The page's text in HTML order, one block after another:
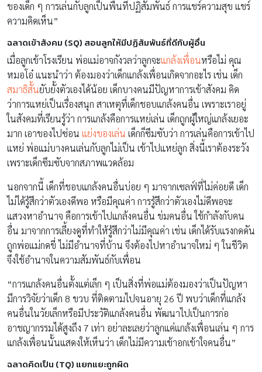
ของเด็ก ๆ การเล่นกับลูกเป็นพื้นที่ปฏิสัมพันธ์ การแชร์ความสุข แชร์
ความคิดเห็น”
ฉลาดเข้าสังคม (SQ) สอนลูกให้มีปฏิสัมพันธ์ที่ดีกับผู้อื่น
เมื่อลูกเข้าโรงเรียน พ่อแม่อาจกังวลว่าลูกจะแกล้งเพื่อนหรือไม่ คุณ
หมอโอ๋ แนะนำว่า ต้องมองว่าเด็กแกล้งเพื่อนเกิดจากอะไร เช่น เด็ก
สมาธิสั้นยับยั้งตัวเองได้น้อย เด็กบางคนมีปัญหาการเข้าสังคม คิด
ว่าการแหย่เป็นเรื่องสนุก สาเหตุที่เด็กชอบแกล้งคนอื่น เพราะเราอยู่
ในสังคมที่เรียนรู้ว่า การแกล้งคือการแหย่เล่น เด็กถูกผู้ใหญ่แกล้งเยอะ
มาก เอาของไปซ่อน แย่งของเล่น เด็กก็ซึมซับว่า การเล่นคือการเข้าไป
แหย่ พ่อแม่บางคนเล่นกับลูกไม่เป็น เข้าไปแหย่ลูก สิ่งนี้เราต้องระวัง
เพราะเด็กซึมซับจากสภาพแวดล้อม
นอกจากนี้ เด็กที่ชอบแกล้งคนอื่นบ่อย ๆ มาจากเซลฟ์ที่ไม่ค่อยดี เด็ก
ไม่ได้รู้สึกว่าตัวเองดีพอ หรือมีคุณค่า การรู้สึกว่าตัวเองไม่ดีพอจะ
แสวงหาอำนาจ คือการเข้าไปแกล้งคนอื่น ข่มคนอื่น ใช้กำลังกับคน
อื่น มาจากการเลี้ยงดูที่ทำให้รู้สึกว่าไม่มีคุณค่า เช่น เด็กได้รับแรงกดดัน
ถูกพ่อแม่กดขี่ ไม่มีอำนาจที่บ้าน จึงต้องไปหาอำนาจใหม่ ๆ ในชีวิต
จึงใช้อำนาจในความสัมพันธ์กับเพื่อน
“การแกล้งคนอื่นตั้งแต่เล็ก ๆ เป็นสิ่งที่พ่อแม่ต้องมองว่าเป็นปัญหา
มีการวิจัยว่าเด็ก 8 ขวบ ที่ติดตามไปจนอายุ 26 ปี พบว่าเด็กที่แกล้ง
คนอื่นในวัยเล็กหรือมีประวัติแกล้งคนอื่น พัฒนาไปเป็นการก่อ
อาชญากรรมได้สูงถึง 7 เท่า อย่าละเลยว่าลูกแค่แกล้งเพื่อนเล่น ๆ การ
แกล้งเพื่อนนั้นแสดงให้เห็นว่า เด็กไม่มีความเข้าอกเข้าใจคนอื่น”
ฉลาดคิดเป็น (TQ) แยกแยะถูกผิด